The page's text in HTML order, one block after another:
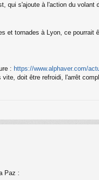
qui s'ajoute à l'action du
et tornades à Lyon, ce pourrait
: https://www.alphaver.com/
doit être refroidi, l'arrêt
Paz :